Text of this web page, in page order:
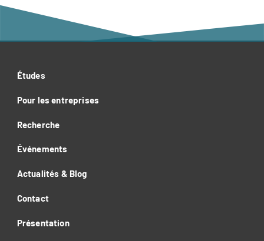
Études
Pour les entreprises
Recherche
Événements
Actualités & Blog
Contact
Présentation